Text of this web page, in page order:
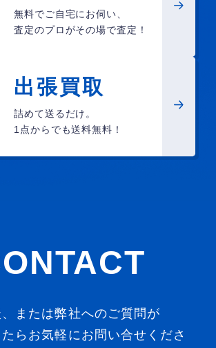
無料でご自宅にお伺い、
査定のプロがその場で査定！
出張買取
詰めて送るだけ。
1点からでも送料無料！
、または弊社へのご質問が
らお気軽にお問い合せくださ